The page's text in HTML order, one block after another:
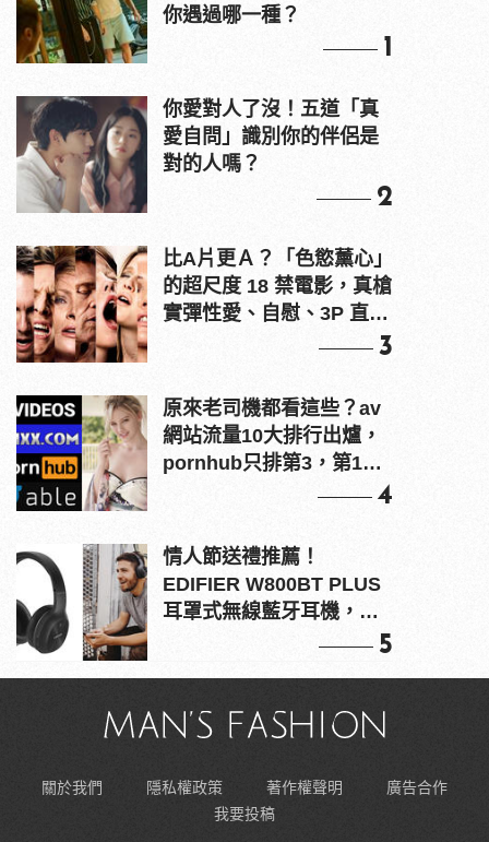
你遇過哪一種？
1
你愛對人了沒！五道「真
愛自問」識別你的伴侶是
對的人嗎？
2
比A片更Ａ？「色慾薰心」
的超尺度 18 禁電影，真槍
實彈性愛、自慰、3P 直接
3
原來老司機都看這些？av
網站流量10大排行出爐，
pornhub只排第3，第1名
4
情人節送禮推薦！
EDIFIER W800BT PLUS
耳罩式無線藍牙耳機，在
5
關於我們 隱私權政策 著作權聲明
廣告合作
我要投稿